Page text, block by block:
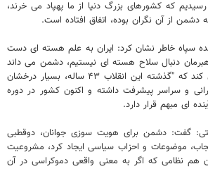
که کشورهای بزرگ دنیا از ما پهپاد می خرند،
دشمن از آن نگران بوده، اتفاق افتاده است.
سپاه خاطر نشان کرد: ایران به علم هسته ای دست
دنبال سلاح هسته ای نیستیم، دشمن می داند
اما به جوان ما القا می می کند که "گذشته این انقلاب ۴۳ ساله، بسیار درخشان
و سراسر پیشرفت داشته و اکنون کشور در دوره
ای مبهم قرار دارد.
گفت: دشمن برای هویت سوزی جوانان، دوقطبی
موضوعات و احزاب سیاسی ایجاد کرد، مشروعیت
آن هم نظامی که اگر به معنی واقعی دموکراسی در آن